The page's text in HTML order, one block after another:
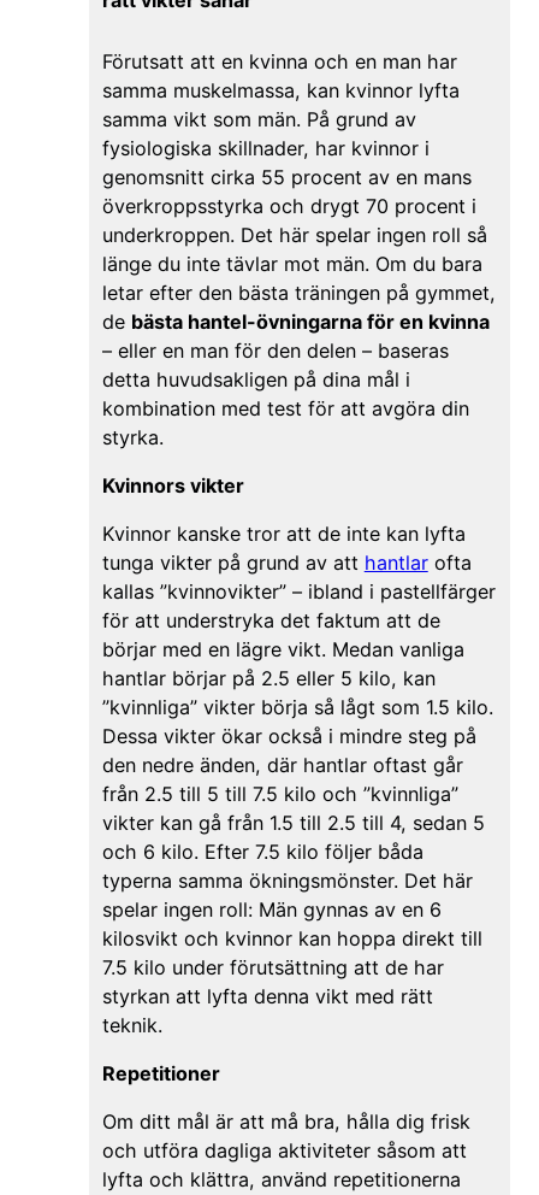
Förutsatt att en kvinna och en man har
samma muskelmassa, kan kvinnor lyfta
samma vikt som män. På grund av
fysiologiska skillnader, har kvinnor i
genomsnitt cirka 55 procent av en mans
överkroppsstyrka och drygt 70 procent i
underkroppen. Det här spelar ingen roll så
länge du inte tävlar mot män. Om du bara
letar efter den bästa träningen på gymmet,
de bästa hantel-övningarna för en kvinna
– eller en man för den delen – baseras
detta huvudsakligen på dina mål i
kombination med test för att avgöra din
styrka.
Kvinnors vikter
Kvinnor kanske tror att de inte kan lyfta
tunga vikter på grund av att hantlarofta
kallas ”kvinnovikter” – ibland i pastellfärger
för att understryka det faktum att de
börjar med en lägre vikt. Medan vanliga
hantlar börjar på 2.5 eller 5 kilo, kan
”kvinnliga” vikter börja så lågt som 1.5 kilo.
Dessa vikter ökar också i mindre steg på
den nedre änden, där hantlar oftast går
från 2.5 till 5 till 7.5 kilo och ”kvinnliga”
vikter kan gå från 1.5 till 2.5 till 4, sedan 5
och 6 kilo. Efter 7.5 kilo följer båda
typerna samma ökningsmönster. Det här
spelar ingen roll: Män gynnas av en 6
kilosvikt och kvinnor kan hoppa direkt till
7.5 kilo under förutsättning att de har
styrkan att lyfta denna vikt med rätt
teknik.
Repetitioner
Om ditt mål är att må bra, hålla dig frisk
och utföra dagliga aktiviteter såsom att
lyfta och klättra, använd repetitionerna